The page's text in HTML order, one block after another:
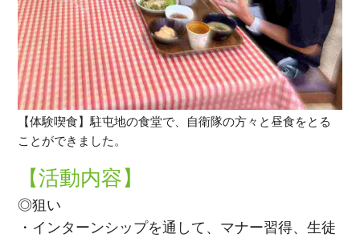
【体験喫食】駐屯地の食堂で、自衛隊の方々と昼食をとる
ことができました。
【活動内容】
◎狙い
・インターンシップを通して、マナー習得、生徒